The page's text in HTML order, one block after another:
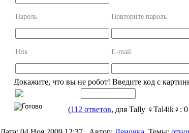
Пароль Повторите пароль
Ник E-mail
Докажите, что вы не робот! Введите код с
(112 ответов, для Tally ♀Tal4ik♀: 0